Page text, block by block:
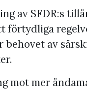
av SFDR:s
förtydliga
behovet av
mot mer